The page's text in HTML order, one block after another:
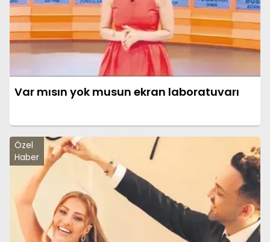
Var mısın yok musun ekran laboratuvarı
Özel
Haber